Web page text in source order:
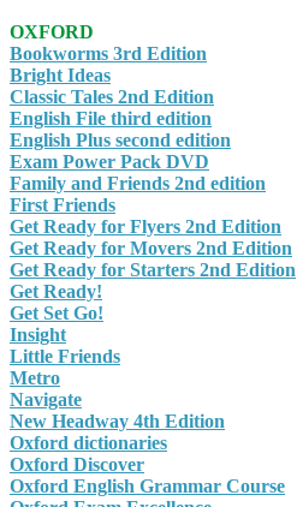
OXFORD
Bookworms 3rd Edition
Bright Ideas
Classic Tales 2nd Edition
English File third edition
English Plus second edition
Exam Power Pack DVD
Family and Friends 2nd edition
First Friends
Get Ready for Flyers 2nd Edition
Get Ready for Movers 2nd Edition
Get Ready for Starters 2nd Edition
Get Ready!
Get Set Go!
Insight
Little Friends
Metro
Navigate
New Headway 4th Edition
Oxford dictionaries
Oxford Discover
Oxford English Grammar Course